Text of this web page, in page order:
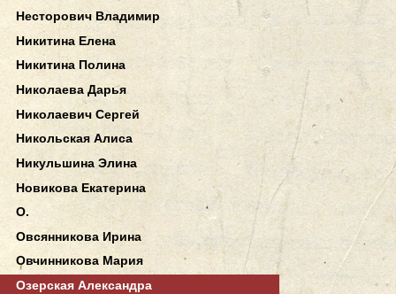
Несторович Владимир
Никитина Елена
Никитина Полина
Николаева Дарья
Николаевич Сергей
Никольская Алиса
Никульшина Элина
Новикова Екатерина
О.
Овсянникова Ирина
Овчинникова Мария
Озерская Александра